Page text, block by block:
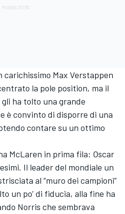
carichissimo Max Verstappen
la pole position, ma il
gli ha tolto una grande
è convinto di disporre di una
contare su un ottimo
McLaren in prima fila: Oscar
Il leader del mondiale un
al “muro dei campioni”
un po’ di fiducia, alla fine ha
Norris che sembrava